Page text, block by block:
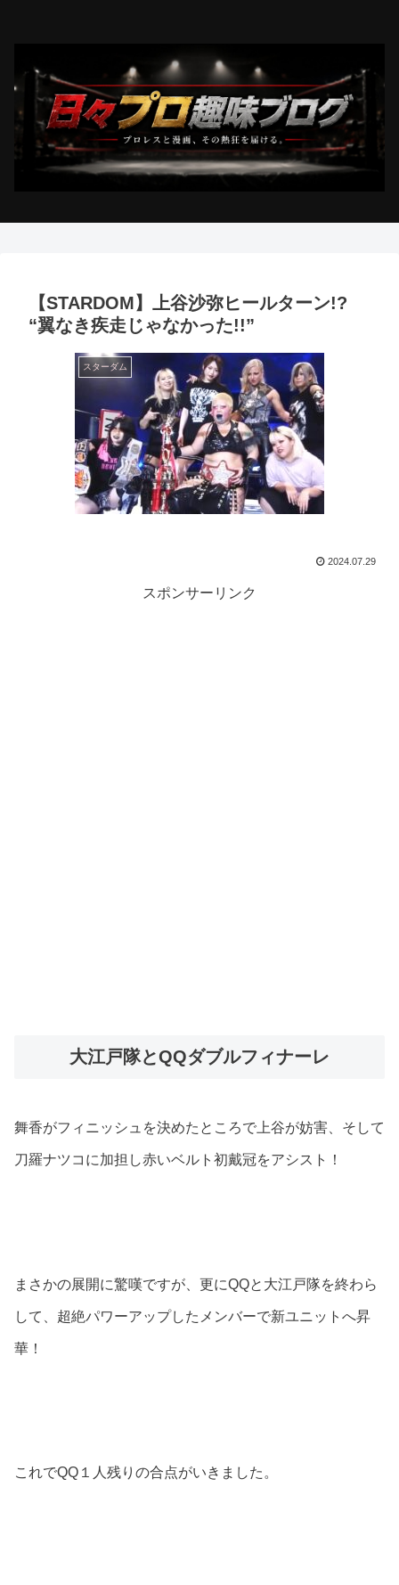
【STARDOM】上谷沙弥ヒールターン!?
“翼なき疾走じゃなかった!!”
スターダム
2024.07.29
スポンサーリンク
大江戸隊とQQダブルフィナーレ
舞香がフィニッシュを決めたところで上谷が妨害、そして
刀羅ナツコに加担し赤いベルト初戴冠をアシスト！
まさかの展開に驚嘆ですが、更にQQと大江戸隊を終わら
して、超絶パワーアップしたメンバーで新ユニットへ昇
華！
これでQQ１人残りの合点がいきました。